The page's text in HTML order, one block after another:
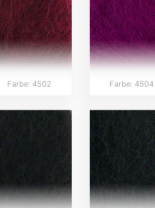
Farbe: 4502 Farbe: 4504